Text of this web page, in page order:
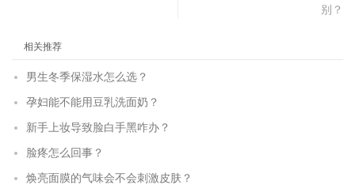
别？
相关推荐
男生冬季保湿水怎么选？
孕妇能不能用豆乳洗面奶？
新手上妆导致脸白手黑咋办？
脸疼怎么回事？
焕亮面膜的气味会不会刺激皮肤？